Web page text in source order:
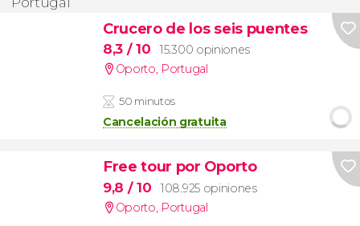
Crucero de los seis puentes
8,3 / 10
15.300 opiniones
Oporto, Portugal
50 minutos
Cancelación gratuita
Free tour por Oporto
9,8 / 10
108.925 opiniones
Oporto, Portugal